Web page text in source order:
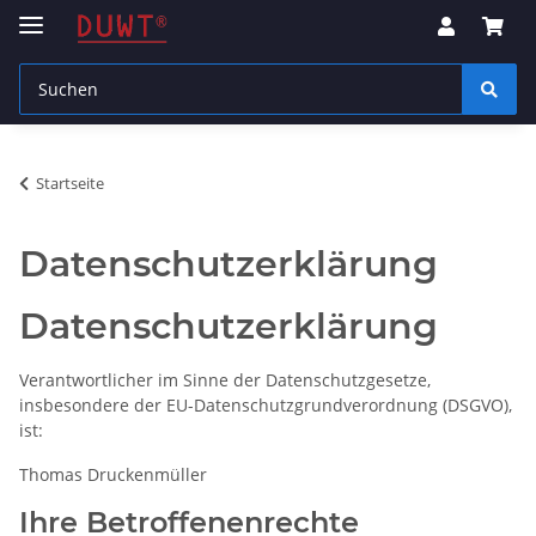
Startseite
Datenschutzerklärung
Datenschutzerklärung
Verantwortlicher im Sinne der Datenschutzgesetze,
insbesondere der EU-Datenschutzgrundverordnung (DSGVO),
ist:
Thomas Druckenmüller
Ihre Betroffenenrechte